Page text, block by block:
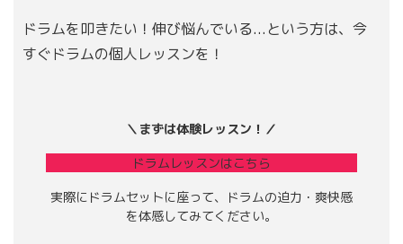
ドラムを叩きたい！伸び悩んでいる...という方は、今
すぐドラムの個人レッスンを！
＼まずは体験レッスン！／
ドラムレッスンはこちら
実際にドラムセットに座って、ドラムの迫力・爽快感
を体感してみてください。